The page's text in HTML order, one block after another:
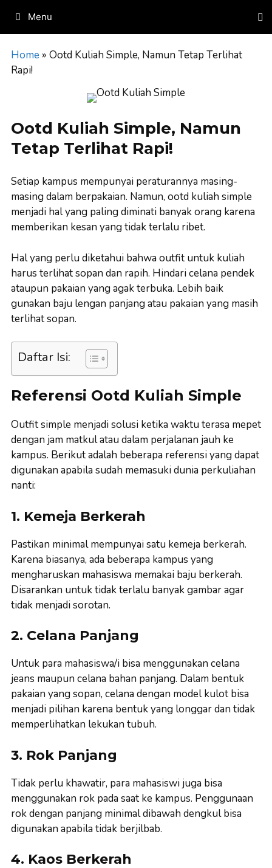
content
Menu
Home » Ootd Kuliah Simple, Namun Tetap Terlihat
Rapi!
Ootd Kuliah Simple, Namun
Tetap Terlihat Rapi!
Setiap kampus mempunyai peraturannya masing-
masing dalam berpakaian. Namun, ootd kuliah simple
menjadi hal yang paling diminati banyak orang karena
memberikan kesan yang tidak terlalu ribet.
Hal yang perlu diketahui bahwa outfit untuk kuliah
harus terlihat sopan dan rapih. Hindari celana pendek
ataupun pakaian yang agak terbuka. Lebih baik
gunakan baju lengan panjang atau pakaian yang masih
terlihat sopan.
Daftar Isi:
Referensi Ootd Kuliah Simple
Outfit simple menjadi solusi ketika waktu terasa mepet
dengan jam matkul atau dalam perjalanan jauh ke
kampus. Berikut adalah beberapa referensi yang dapat
digunakan apabila sudah memasuki dunia perkuliahan
nanti:
1. Kemeja Berkerah
Pastikan minimal mempunyai satu kemeja berkerah.
Karena biasanya, ada beberapa kampus yang
mengharuskan mahasiswa memakai baju berkerah.
Disarankan untuk tidak terlalu banyak gambar agar
tidak menjadi sorotan.
2. Celana Panjang
Untuk para mahasiswa/i bisa menggunakan celana
jeans maupun celana bahan panjang. Dalam bentuk
pakaian yang sopan, celana dengan model kulot bisa
menjadi pilihan karena bentuk yang longgar dan tidak
memperlihatkan lekukan tubuh.
3. Rok Panjang
Tidak perlu khawatir, para mahasiswi juga bisa
menggunakan rok pada saat ke kampus. Penggunaan
rok dengan panjang minimal dibawah dengkul bisa
digunakan apabila tidak berjilbab.
4. Kaos Berkerah